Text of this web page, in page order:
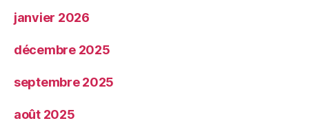
janvier 2026
décembre 2025
septembre 2025
août 2025